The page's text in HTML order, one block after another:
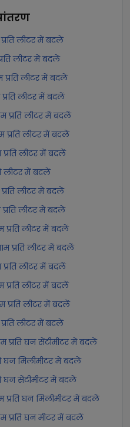
प्रति लीटर में बदलें
लीटर में बदलें
प्रति लीटर में बदलें
प्रति लीटर में बदलें
प्रति लीटर में बदलें
प्रति लीटर में बदलें
प्रति लीटर में बदलें
लीटर में बदलें
प्रति लीटर में बदलें
प्रति लीटर में बदलें
प्रति लीटर में बदलें
प्रति लीटर में बदलें
प्रति लीटर में बदलें
प्रति लीटर में बदलें
प्रति लीटर में बदलें
प्रति लीटर में बदलें
प्रति घन सेंटीमीटर में बदलें
घन मिलीमीटर में बदलें
घन सेंटीमीटर में बदलें
प्रति घन मिलीमीटर में बदलें
प्रति घन मीटर में बदलें